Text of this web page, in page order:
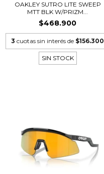
OAKLEY SUTRO LITE SWEEP
MTT BLK W/PRIZM...
$468.900
3 cuotas sin interés de $156.300
SIN STOCK